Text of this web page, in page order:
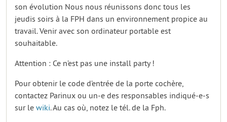
son évolution Nous nous réunissons donc tous les
jeudis soirs à la FPH dans un environnement propice au
travail. Venir avec son ordinateur portable est
souhaitable.
Attention : Ce n’est pas une install party !
Pour obtenir le code d’entrée de la porte cochère,
contactez Parinux ou un-e des responsables indiqué-e-s
sur le wiki. Au cas où, notez le tél. de la Fph.